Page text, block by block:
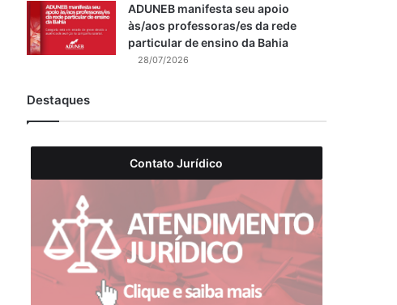
ADUNEB manifesta seu apoio
às/aos professoras/es da rede
particular de ensino da Bahia
28/07/2026
Destaques
Contato Jurídico